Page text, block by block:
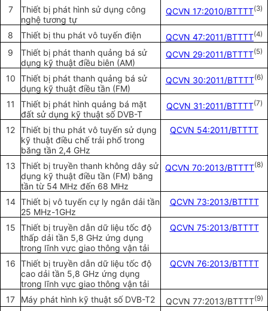
7
Thiết bị phát hình sử dụng công
nghệ tương tự
QCVN 17:2010/BTTTT(3)
8 Thiết bị thu phát vô tuyến điện QCVN 47:2011/BTTTT(4)
9
Thiết bị phát thanh quảng bá sử
dụng kỹ thuật điều biên (AM)
QCVN 29:2011/BTTTT(5)
10 Thiết bị phát thanh quảng bá sử
dụng kỹ thuật điều tần (FM)
QCVN 30:2011/BTTTT(6)
11
Thiết bị phát hình quảng bá mặt
đất sử dụng kỹ thuật số DVB-T
QCVN 31:2011/BTTTT(7)
12 Thiết bị thu phát vô tuyến sử dụng
kỹ thuật điều chế trải phổ trong
băng tần 2,4 GHz
QCVN 54:2011/BTTTT
13 Thiết bị truyền thanh không dây sử
dụng kỹ thuật điều tần (FM) băng
tần từ 54 MHz đến 68 MHz
QCVN 70:2013/BTTTT(8)
14 Thiết bị vô tuyến cự ly ngắn dải tần
25 MHz-1GHz
QCVN 73:2013/BTTTT
15 Thiết bị truyền dẫn dữ liệu tốc độ
thấp dải tần 5,8 GHz ứng dụng
trong lĩnh vực giao thông vận tải
QCVN 75:2013/BTTTT
16 Thiết bị truyền dẫn dữ liệu tốc độ
cao dải tần 5,8 GHz ứng dụng
trong lĩnh vực giao thông vận tải
QCVN 76:2013/BTTTT
17 Máy phát hình kỹ thuật số DVB-T2 QCVN 77:2013/BTTTT(9)